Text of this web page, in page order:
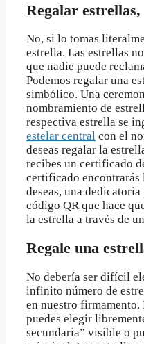
Regalar estrellas,
No, si lo tomas
estrella. Las estrellas
que nadie puede
Podemos regalar una
simbólico. Una
nombramiento de
respectiva estrella se
estelar central con el
deseas regalar la
recibes un certificado
certificado encontrarás
deseas, una
código QR que hace
la estrella a través de
Regale una
No debería ser difícil
infinito número de
en nuestro firmamento.
puedes elegir
secundaria” visible o